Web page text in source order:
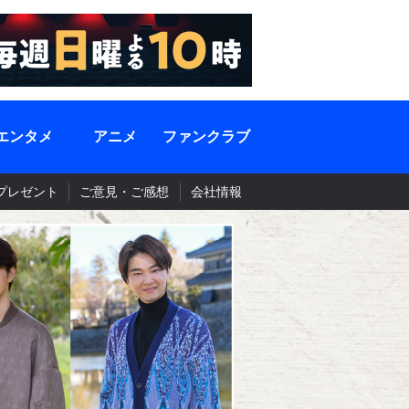
ンタメ アニメ ファンクラブ
レゼント ご意見・ご感想 会社情報